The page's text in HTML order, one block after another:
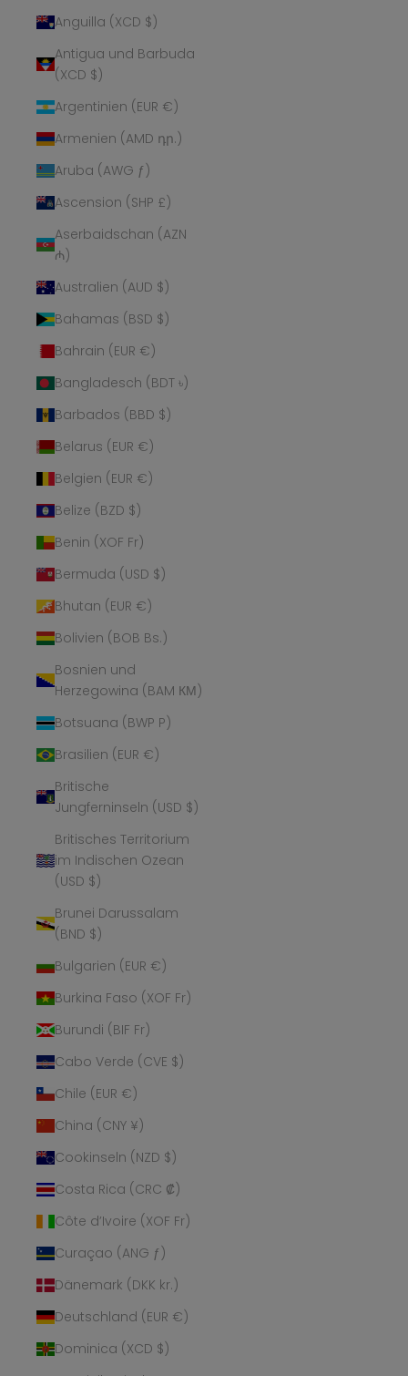
Anguilla (XCD $)
Antigua und Barbuda
(XCD $)
Argentinien (EUR €)
Armenien (AMD դր.)
Aruba (AWG ƒ)
Ascension (SHP £)
Aserbaidschan (AZN
₼)
Australien (AUD $)
Bahamas (BSD $)
Bahrain (EUR €)
Bangladesch (BDT ৳)
Barbados (BBD $)
Belarus (EUR €)
Belgien (EUR €)
Belize (BZD $)
Benin (XOF Fr)
Bermuda (USD $)
Bhutan (EUR €)
Bolivien (BOB Bs.)
Bosnien und
Herzegowina (BAM КМ)
Botsuana (BWP P)
Brasilien (EUR €)
Britische
Jungferninseln (USD $)
Britisches Territorium
im Indischen Ozean
(USD $)
Brunei Darussalam
(BND $)
Bulgarien (EUR €)
Burkina Faso (XOF Fr)
Burundi (BIF Fr)
Cabo Verde (CVE $)
Chile (EUR €)
China (CNY ¥)
Cookinseln (NZD $)
Costa Rica (CRC ₡)
Côte d’Ivoire (XOF Fr)
Curaçao (ANG ƒ)
Dänemark (DKK kr.)
Deutschland (EUR €)
Dominica (XCD $)